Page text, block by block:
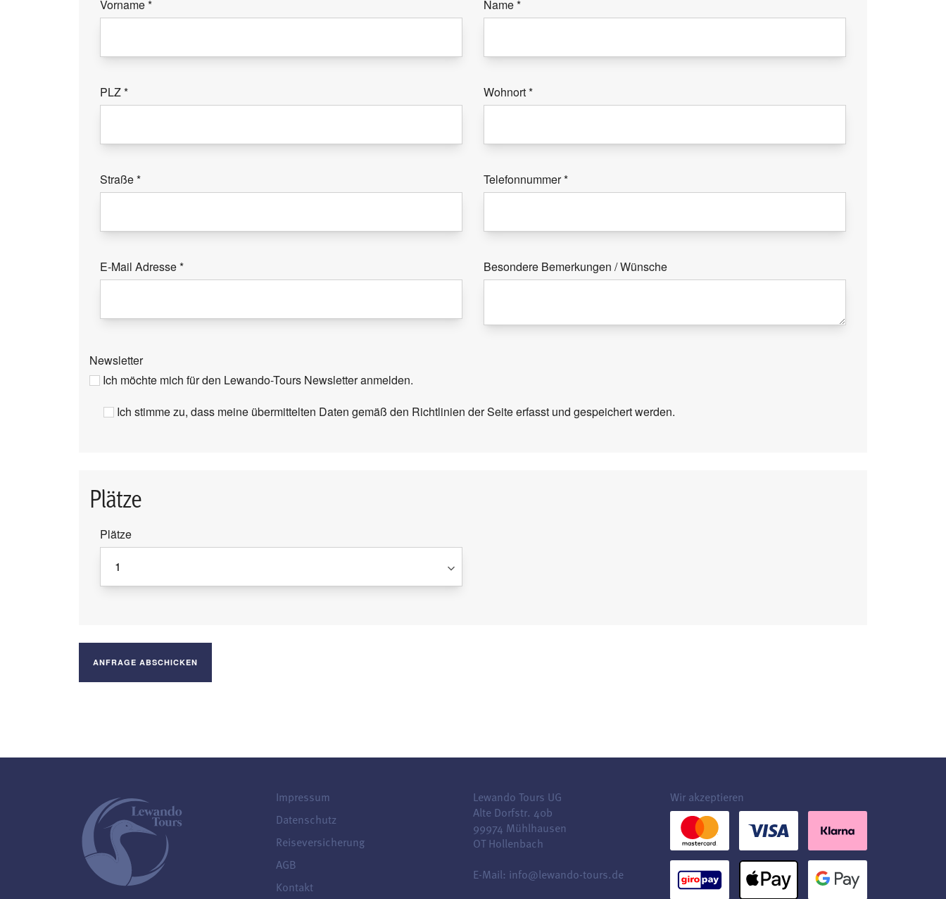
Plätze
Plätze
Vorname* Name*
PLZ* Wohnort*
Straße* Telefonnummer*
E-Mail Adresse* Besondere Bemerkungen / Wünsche
Newsletter
Ich möchte mich für den Lewando-Tours Newsletter anmelden.
Ich stimme zu, dass meine übermittelten Daten gemäß den Richtlinien der Seite erfasst und gespeichert werden.
Impressum
Datenschutz
Reiseversicherung
AGB
Kontakt
Lewando Tours UG
Alte Dorfstr. 40b
99974 Mühlhausen
OT Hollenbach
E-Mail: info@lewando-tours.de
Wir akzeptieren